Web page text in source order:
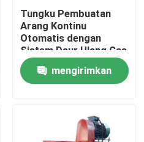
Tungku Pembuatan
Arang Kontinu
Otomatis dengan
Sistem Daur Ulang Gas
mengirimkan